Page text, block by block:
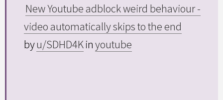
New Youtube adblock weird behaviour -
video automatically skips to the end
byu/SDHD4Kinyoutube